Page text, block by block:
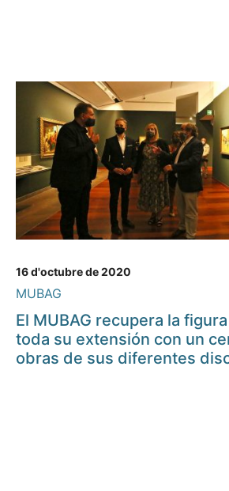
16 d'octubre de 2020
MUBAG
El MUBAG recupera la
toda su extensión con un
obras de sus diferentes